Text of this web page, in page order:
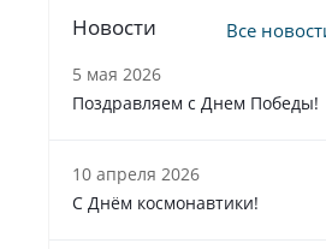
Новости Все
5 мая 2026
Поздравляем с Днем Победы!
10 апреля 2026
С Днём космонавтики!